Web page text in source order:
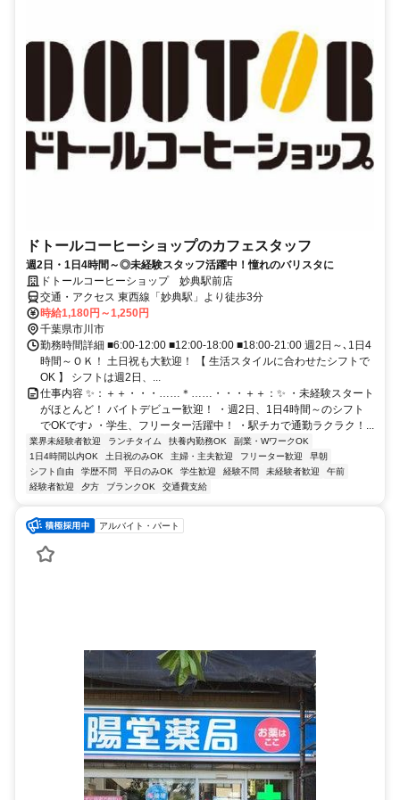
ドトールコーヒーショップのカフェスタッフ
週2日・1日4時間～◎未経験スタッフ活躍中！憧れのバリスタに
ドトールコーヒーショップ 妙典駅前店
交通・アクセス 東西線「妙典駅」より徒歩3分
時給1,180円～1,250円
千葉県市川市
勤務時間詳細 ■6:00-12:00 ■12:00-18:00 ■18:00-21:00 週2日～､1日4
時間～ＯＫ！ 土日祝も大歓迎！ 【 生活スタイルに合わせたシフトで
OK 】 シフトは週2日、...
仕事内容 ✨：＋＋・・・……＊……・・・＋＋：✨ ・未経験スタート
がほとんど！ バイトデビュー歓迎！ ・週2日、1日4時間～のシフト
でOKです♪ ・学生、フリーター活躍中！ ・駅チカで通勤ラクラク！...
業界未経験者歓迎 ランチタイム 扶養内勤務OK
副業・WワークOK
1日4時間以内OK
土日祝のみOK 主婦・主夫歓迎 フリーター歓迎
早朝
シフト自由
学歴不問 平日のみOK 学生歓迎 経験不問 未経験者歓迎
午前
経験者歓迎
夕方 ブランクOK 交通費支給
アルバイト・パート